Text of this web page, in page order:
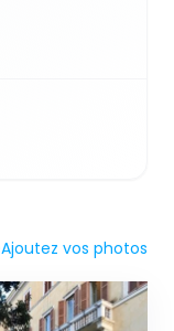
Ajoutez vos photos